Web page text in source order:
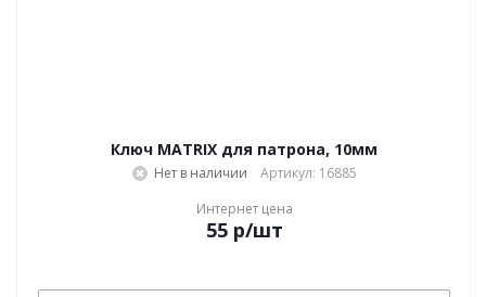
Ключ MATRIX для патрона, 10мм
Нет в наличии
Артикул: 16885
Интернет цена
55р/шт